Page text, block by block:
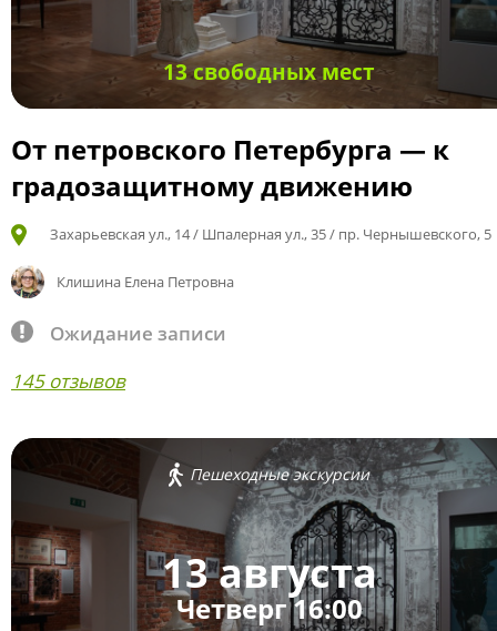
13 свободных мест
От петровского Петербурга — к
градозащитному движению
Захарьевская ул., 14 / Шпалерная ул., 35 / пр. Чернышевского, 5
Клишина Елена Петровна
Ожидание записи
145 отзывов
Пешеходные экскурсии
13 августа
Четверг 16:00